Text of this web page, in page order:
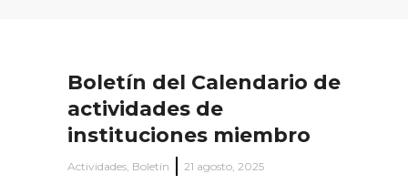
Boletín del Calendario de
actividades de
instituciones miembro
Actividades, Boletín 21 agosto, 2025